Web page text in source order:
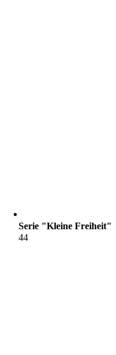
Serie "Kleine Freiheit"
44